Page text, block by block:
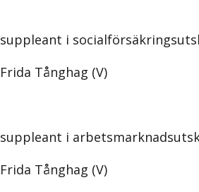
suppleant i
Frida Tånghag (V)
suppleant i
Frida Tånghag (V)